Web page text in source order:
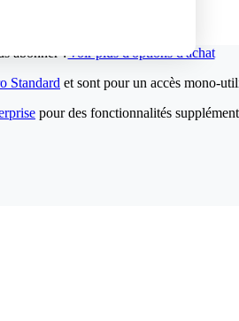
abonner ?Voir plus d'options d'achat
Standard et sont pour un accès mono-
pour des fonctionnalités